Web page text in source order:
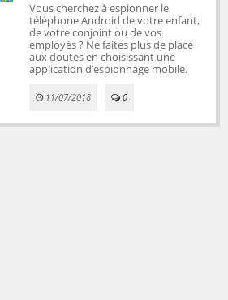
Vous cherchez à espionner le
téléphone Android de votre enfant,
de votre conjoint ou de vos
employés ? Ne faites plus de place
aux doutes en choisissant une
application d’espionnage mobile.
11/07/2018 0